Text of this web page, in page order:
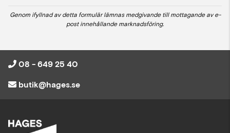
Genom ifyllnad av detta formulär lämnas medgivande till mottagande av e-
post innehållande marknadsföring.
08 - 649 25 40
butik@hages.se